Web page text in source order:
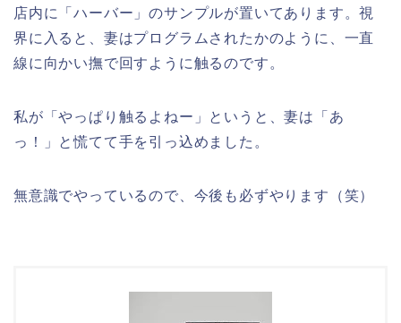
店内に「ハーバー」のサンプルが置いてあります。視
界に入ると、妻はプログラムされたかのように、一直
線に向かい撫で回すように触るのです。
私が「やっぱり触るよねー」というと、妻は「あ
っ！」と慌てて手を引っ込めました。
無意識でやっているので、今後も必ずやります（笑）